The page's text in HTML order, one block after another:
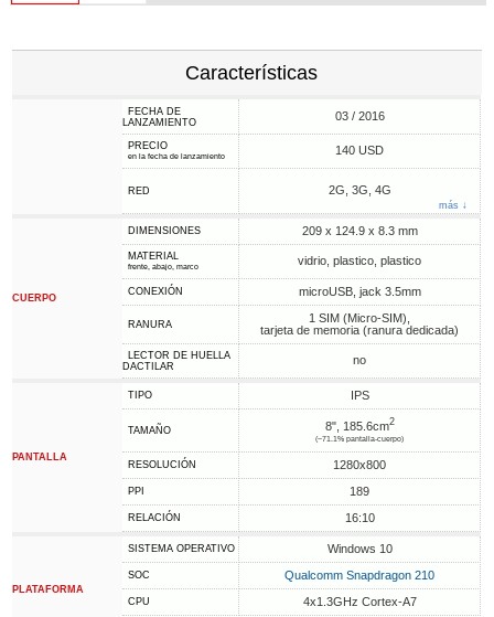
Características
FECHA DE
LANZAMIENTO
03 / 2016
PRECIO
en la fecha de lanzamiento 140 USD
RED 2G, 3G, 4G
más ↓
CUERPO
DIMENSIONES 209 x 124.9 x 8.3 mm
MATERIAL
frente, abajo, marco vidrio, plastico, plastico
CONEXIÓN microUSB, jack 3.5mm
RANURA
1 SIM (Micro-SIM),
tarjeta de memoria (ranura dedicada)
LECTOR DE HUELLA
DACTILAR
no
PANTALLA
TIPO IPS
TAMAÑO 8", 185.6cm2
(~71.1% pantalla-cuerpo)
RESOLUCIÓN 1280x800
PPI 189
RELACIÓN 16:10
PLATAFORMA
SISTEMA OPERATIVO Windows 10
SOC Qualcomm Snapdragon 210
CPU 4x1.3GHz Cortex-A7